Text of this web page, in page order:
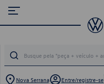
Nova Serrana Entre/registre-se